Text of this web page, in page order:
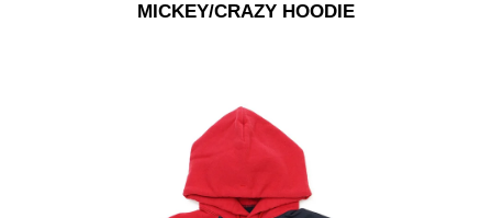
MICKEY/CRAZY HOODIE